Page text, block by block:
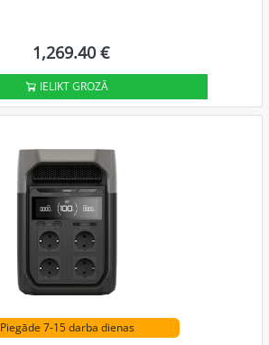
1,269.40 €
IELIKT GROZĀ
Piegāde 7-15 darba dienas